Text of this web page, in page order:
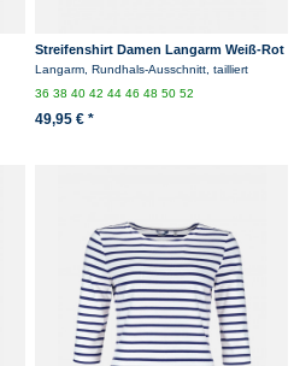
Streifenshirt Damen Langarm Weiß-Rot
Gestreift Ringelshirt
Langarm, Rundhals-Ausschnitt, tailliert
363840424446485052
49,95 € *